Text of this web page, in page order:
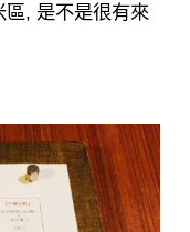
區, 是不是很有來